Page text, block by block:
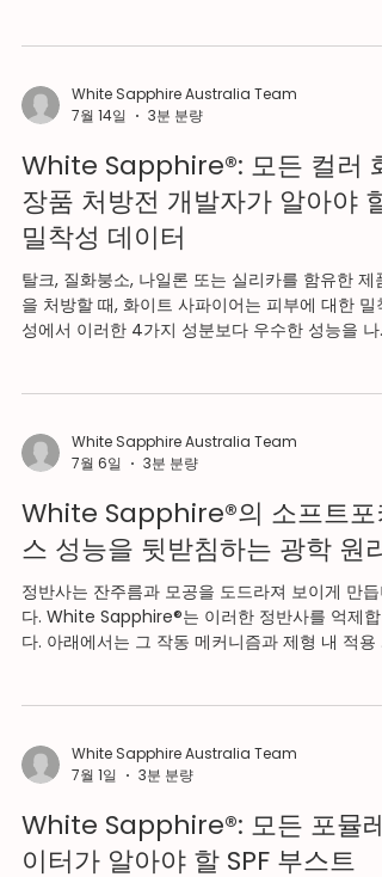
matches talc's mattifying and adhesion
performance in colour cosmetics and
contamination risk built into how talc is
White Sapphire Australia Team
7월 14일
3분 분량
White Sapphire®: 모든 컬러 화
장품 처방전 개발자가 알아야 할
밀착성 데이터
탈크, 질화붕소, 나일론 또는 실리카를 함유한 제품
을 처방할 때, 화이트 사파이어는 피부에 대한 밀착
성에서 이러한 4가지 성분보다 우수한 성능을 나
19% 강력한 접착력 탈크 29% 강력한 접착력 나일
44% 강력한 접착력 실리카 64% 강력한 접착력
법에서의 밀착성을 평가하기 위한 일련의 테스트
거쳐 왔습니다. 그 결과, 화장품 분말의 처방에 일
적으로 사용되는 종래의 대체품과 비교하여, 본 제
품이 우수함이 명확하게 나타났다. 질화붕소는 고
질의 파우더 처방에 있어서의 밀착성의 기준(벤치
마크)으로 되어 있어, 고급·프리미엄 화장품 브랜드
에 선호해 채용되고 있습니다(Saint-Gobain,
White Sapphire Australia Team
7월 6일
3분 분량
White Sapphire®의 소프트포
스 성능을 뒷받침하는 광학 원리
정반사는 잔주름과 모공을 도드라져 보이게 만듭
다. White Sapphire®는 이러한 정반사를 억제합
다. 아래에서는 그 작동 메커니즘과 제형 내 적용
로운 균형 작업 중 하나입니다. 확산 반사를 높이면
마감이 백탁 현상처럼 보이게 됩니다. 투명도를 우
의 표준 필러는 이러한 절충을 강요합니다. White
Sapphire®는 육방정계 결정 구조와 입자 형태를
해 이 문제를 해결합니다. 입자의 형태로 인해 입사
White Sapphire Australia Team
7월 1일
3분 분량
White Sapphire®: 모든 포뮬레
이터가 알아야 할 SPF 부스트